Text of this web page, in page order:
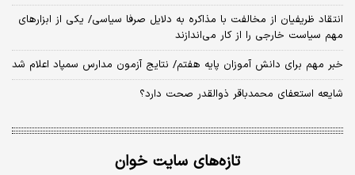
انتقاد ظریفیان از مخالفت با مذاکره به دلایل صرفا سیاسی/ یکی از ابزارهای
مهم سیاست خارجی را از کار می‌اندازند
خبر مهم برای دانش آموزان پایه هفتم/ نتایج آزمون مدارس سمپاد اعلام شد
شایعه استعفای محمدباقر ذوالقدر صحت دارد؟
تازه‌های سایت خوان